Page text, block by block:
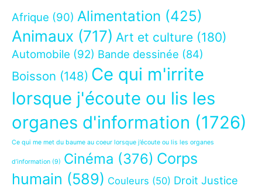
Afrique (90) Alimentation (425)
Animaux (717) Art et culture (180)
Automobile (92) Bande dessinée (84)
Boisson (148) Ce qui m'irrite
lorsque j'écoute ou lis les
organes d'information (1726)
Ce qui me met du baume au coeur lorsque j’écoute ou lis les organes
d’information (9) Cinéma (376) Corps
humain (589) Couleurs (50) Droit Justice